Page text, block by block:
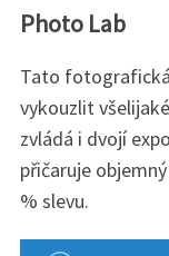
Photo Lab
Tato
vykouzlit
zvládá i dvojí
přičaruje
% slevu.